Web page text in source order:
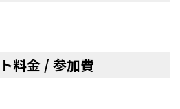
料金 / 参加費